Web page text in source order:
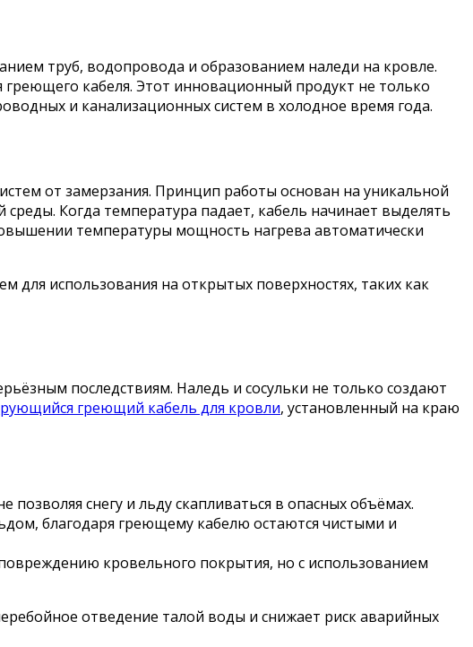
труб, водопровода и образованием наледи на кровле.
кабеля. Этот инновационный продукт не только
и канализационных систем в холодное время года.
от замерзания. Принцип работы основан на уникальной
Когда температура падает, кабель начинает выделять
температуры мощность нагрева автоматически
использования на открытых поверхностях, таких как
последствиям. Наледь и сосульки не только создают
греющий кабель для кровли, установленный на краю
позволяя снегу и льду скапливаться в опасных объёмах.
благодаря греющему кабелю остаются чистыми и
кровельного покрытия, но с использованием
отведение талой воды и снижает риск аварийных